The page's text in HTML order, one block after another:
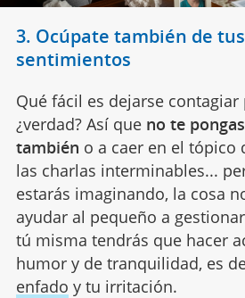
3. Ocúpate también de
sentimientos
Qué fácil es dejarse
¿verdad? Así que no te
también o a caer en el tópico
las charlas interminables...
estarás imaginando, la cosa
ayudar al pequeño a
tú misma tendrás que hacer
humor y de tranquilidad, es
enfado y tu irritación.